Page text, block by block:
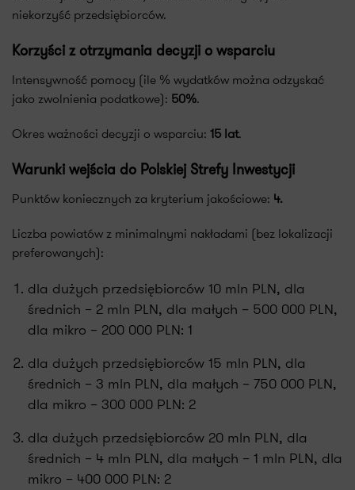
niekorzyść przedsiębiorców.
Korzyści z otrzymania decyzji o wsparciu
Intensywność pomocy (ile % wydatków można odzyskać
jako zwolnienia podatkowe): 50%.
Okres ważności decyzji o wsparciu: 15 lat.
Warunki wejścia do Polskiej Strefy Inwestycji
Punktów koniecznych za kryterium jakościowe: 4.
Liczba powiatów z minimalnymi nakładami (bez lokalizacji
preferowanych):
dla dużych przedsiębiorców 10 mln PLN, dla
średnich – 2 mln PLN, dla małych – 500 000 PLN,
dla mikro – 200 000 PLN: 1
dla dużych przedsiębiorców 15 mln PLN, dla
średnich – 3 mln PLN, dla małych – 750 000 PLN,
dla mikro – 300 000 PLN: 2
dla dużych przedsiębiorców 20 mln PLN, dla
średnich – 4 mln PLN, dla małych – 1 mln PLN, dla
mikro – 400 000 PLN: 2